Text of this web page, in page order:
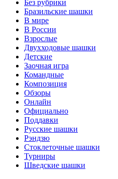
Без рубрики
Бразильские шашки
В мире
В России
Взрослые
Двухходовые шашки
Детские
Заочная игра
Командные
Композиция
Обзоры
Онлайн
Официально
Поддавки
Русские шашки
Рэндзю
Стоклеточные шашки
Турниры
Шведские шашки